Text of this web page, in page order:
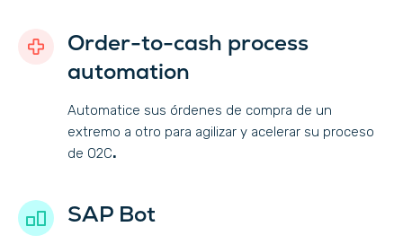
Order-to-cash process
automation
Automatice sus órdenes de compra de un
extremo a otro para agilizar y acelerar su proceso
de O2C.
SAP Bot